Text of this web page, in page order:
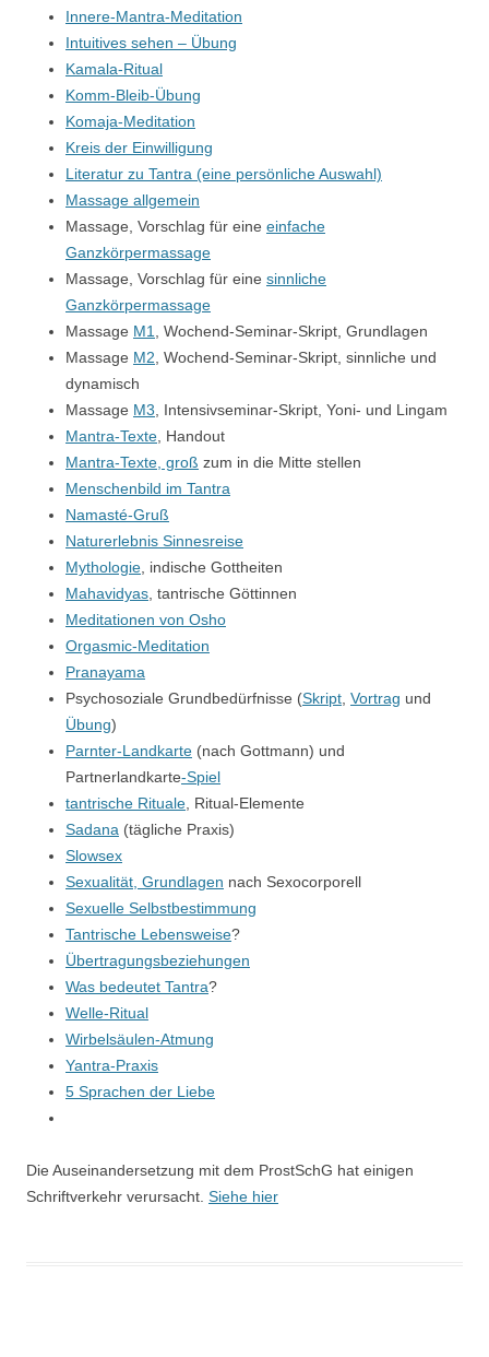
Innere-Mantra-Meditation
Intuitives sehen – Übung
Kamala-Ritual
Komm-Bleib-Übung
Komaja-Meditation
Kreis der Einwilligung
Literatur zu Tantra (eine persönliche Auswahl)
Massage allgemein
Massage, Vorschlag für eine einfache
Ganzkörpermassage
Massage, Vorschlag für eine sinnliche
Ganzkörpermassage
Massage M1
, Wochend-Seminar-Skript, Grundlagen
Massage M2 , Wochend-Seminar-Skript, sinnliche und
dynamisch
Massage M3 , Intensivseminar-Skript, Yoni- und Lingam
Mantra-Texte , Handout
Mantra-Texte, groß zum in die Mitte stellen
Menschenbild im Tantra
Namasté-Gruß
Naturerlebnis Sinnesreise
Mythologie , indische Gottheiten
Mahavidyas , tantrische Göttinnen
Meditationen von Osho
Orgasmic-Meditation
Pranayama
Psychosoziale Grundbedürfnisse (Skript Vortrag und
Übung)
Parnter-Landkarte (nach Gottmann) und
Partnerlandkarte-Spiel
tantrische Rituale , Ritual-Elemente
Sadana (tägliche Praxis)
Slowsex
Sexualität, Grundlagen nach Sexocorporell
Sexuelle Selbstbestimmung
Tantrische Lebensweise?
Übertragungsbeziehungen
Was bedeutet Tantra?
Welle-Ritual
Wirbelsäulen-Atmung
Yantra-Praxis
5 Sprachen der Liebe
Die Auseinandersetzung mit dem ProstSchG hat einigen
Schriftverkehr verursacht. Siehe hier